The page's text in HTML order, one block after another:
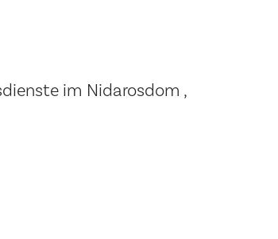
im Nidarosdom ,